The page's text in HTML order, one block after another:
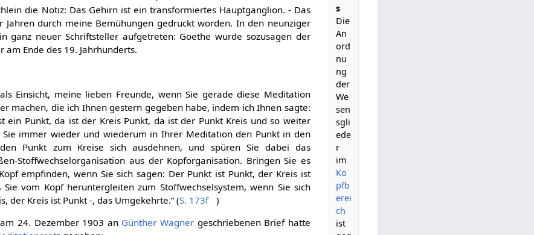
s
Die
An
ord
nu
ng
der
We
sen
sgli
ede
r
im
Ko
pfb
erei
ch
ist
die Notiz: Das Gehirn ist ein transformiertes Hauptganglion. - Das
Jahren durch meine Bemühungen gedruckt worden. In den neunziger
ganz neuer Schriftsteller aufgetreten: Goethe wurde sozusagen der
Ende des 19. Jahrhunderts.
Einsicht, meine lieben Freunde, wenn Sie gerade diese Meditation
machen, die ich Ihnen gestern gegeben habe, indem ich Ihnen sagte:
ein Punkt, da ist der Kreis Punkt, da ist der Punkt Kreis und so weiter
Sie immer wieder und wiederum in Ihrer Meditation den Punkt in den
Punkt zum Kreise sich ausdehnen, und spüren Sie dabei das
Stoffwechselorganisation aus der Kopforganisation. Bringen Sie es
empfinden, wenn Sie sich sagen: Der Punkt ist Punkt, der Kreis ist
Sie vom Kopf heruntergleiten zum Stoffwechselsystem, wenn Sie sich
der Kreis ist Punkt -, das Umgekehrte.“ (S. 173f
)
24. Dezember 1903 an Günther Wagner geschriebenen Brief hatte